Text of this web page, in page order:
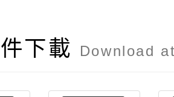
下載 Download